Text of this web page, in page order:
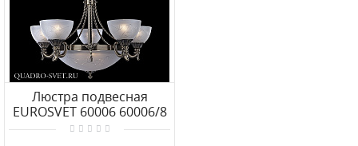
Люстра подвесная
EUROSVET 60006 60006/8
античная бронза